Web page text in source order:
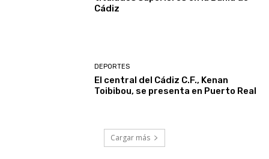
Cádiz
DEPORTES
El central del Cádiz C.F., Kenan
Toibibou, se presenta en Puerto Real
Cargar más